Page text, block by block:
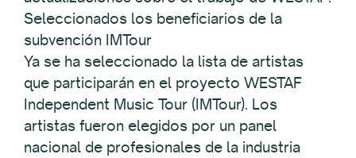
Seleccionados los beneficiarios de la
subvención IMTour
Ya se ha seleccionado la lista de artistas
que participarán en el proyecto WESTAF
Independent Music Tour (IMTour). Los
artistas fueron elegidos por un panel
nacional de profesionales de la industria